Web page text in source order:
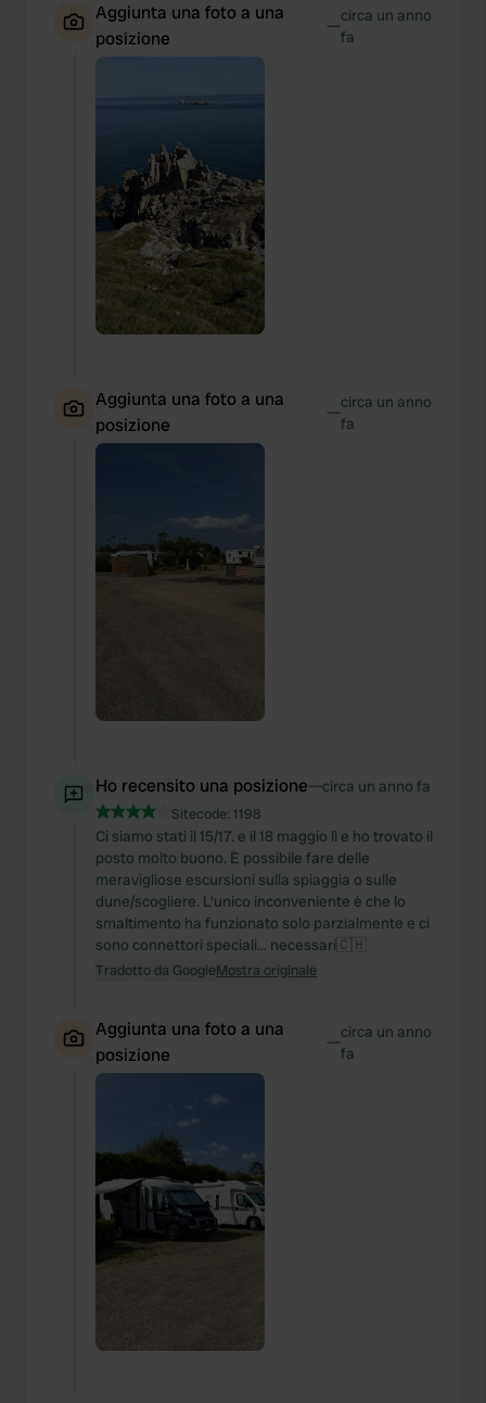
Aggiunta una foto a una
posizione
—circa un anno
fa
Aggiunta una foto a una
posizione
—circa un anno
fa
Ho recensito una posizione—circa un anno fa
Sitecode: 1198
Ci siamo stati il 15/17. e il 18 maggio lì e ho trovato il
posto molto buono. È possibile fare delle
meravigliose escursioni sulla spiaggia o sulle
dune/scogliere. L'unico inconveniente è che lo
smaltimento ha funzionato solo parzialmente e ci
sono connettori speciali... necessari🇨🇭
Tradotto da GoogleMostra originale
Aggiunta una foto a una
posizione
—circa un anno
fa